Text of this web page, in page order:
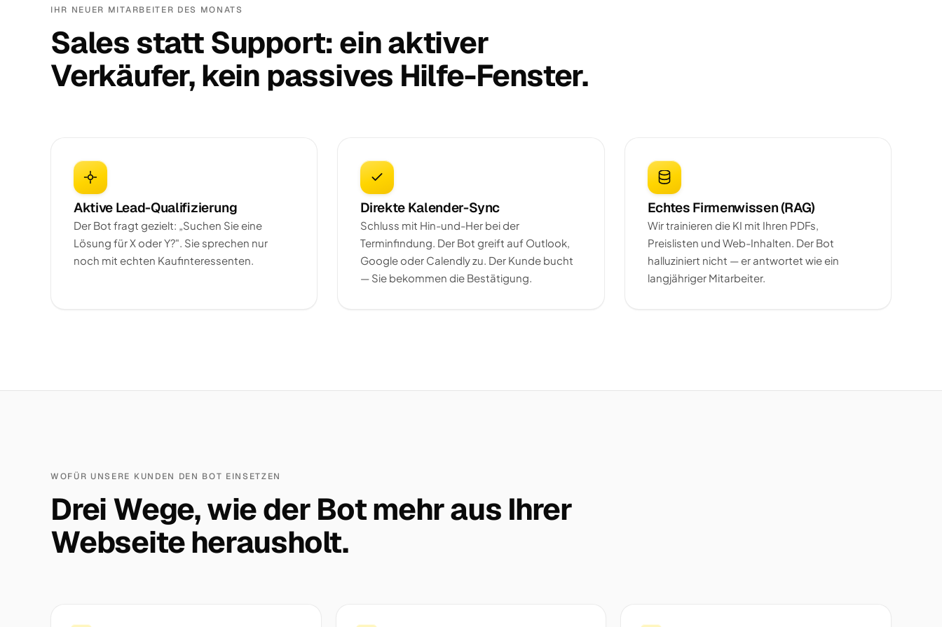
IHR NEUER MITARBEITER DES MONATS
Sales statt Support: ein aktiver
Verkäufer, kein passives Hilfe-Fenster.
Aktive Lead-Qualifizierung
Der Bot fragt gezielt: „Suchen Sie eine
Lösung für X oder Y?". Sie sprechen nur
noch mit echten Kaufinteressenten.
Direkte Kalender-Sync
Schluss mit Hin-und-Her bei der
Terminfindung. Der Bot greift auf Outlook,
Google oder Calendly zu. Der Kunde bucht
— Sie bekommen die Bestätigung.
Echtes Firmenwissen (RAG)
Wir trainieren die KI mit Ihren PDFs,
Preislisten und Web-Inhalten. Der Bot
halluziniert nicht — er antwortet wie ein
langjähriger Mitarbeiter.
WOFÜR UNSERE KUNDEN DEN BOT EINSETZEN
Drei Wege, wie der Bot mehr aus Ihrer
Webseite herausholt.